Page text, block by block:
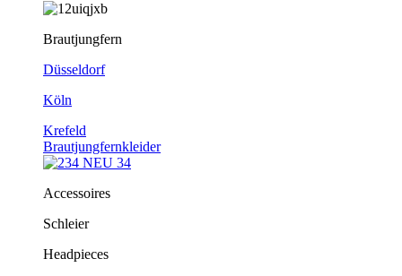
Brautjungfern
Düsseldorf
Köln
Krefeld
Brautjungfernkleider
Accessoires
Schleier
Headpieces